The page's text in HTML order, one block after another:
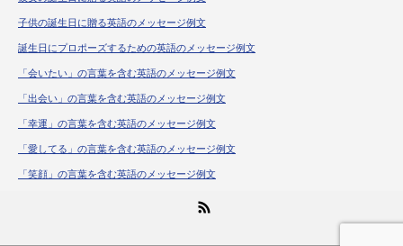
子供の誕生日に贈る英語のメッセージ例文
誕生日にプロポーズするための英語のメッセージ例文
「会いたい」の言葉を含む英語のメッセージ例文
「出会い」の言葉を含む英語のメッセージ例文
「幸運」の言葉を含む英語のメッセージ例文
「愛してる」の言葉を含む英語のメッセージ例文
「笑顔」の言葉を含む英語のメッセージ例文